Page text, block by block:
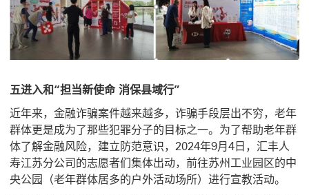
五进入和“担当新使命 消保县域行”
近年来，金融诈骗案件越来越多，诈骗手段层出不穷，老年
群体更是成为了那些犯罪分子的目标之一。为了帮助老年群
体了解金融风险，建立防范意识，2024年9月4日，汇丰人
寿江苏分公司的志愿者们集体出动，前往苏州工业园区的中
央公园（老年群体居多的户外活动场所）进行宣教活动。